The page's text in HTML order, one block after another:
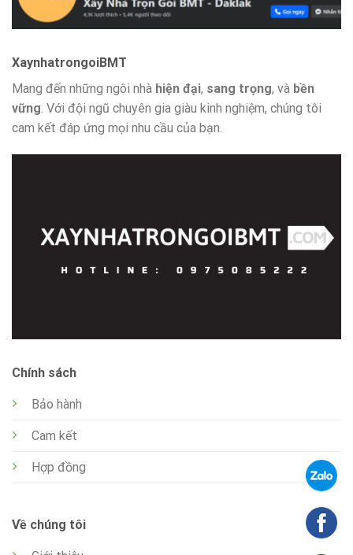
Chính sách
Bảo hành
Cam kết
Hợp đồng
Về chúng tôi
XaynhatrongoiBMT
Mang đến những ngôi nhà hiện đại, sang trọng, và bền
vững. Với đội ngũ chuyên gia giàu kinh nghiệm, chúng tôi
cam kết đáp ứng mọi nhu cầu của bạn.